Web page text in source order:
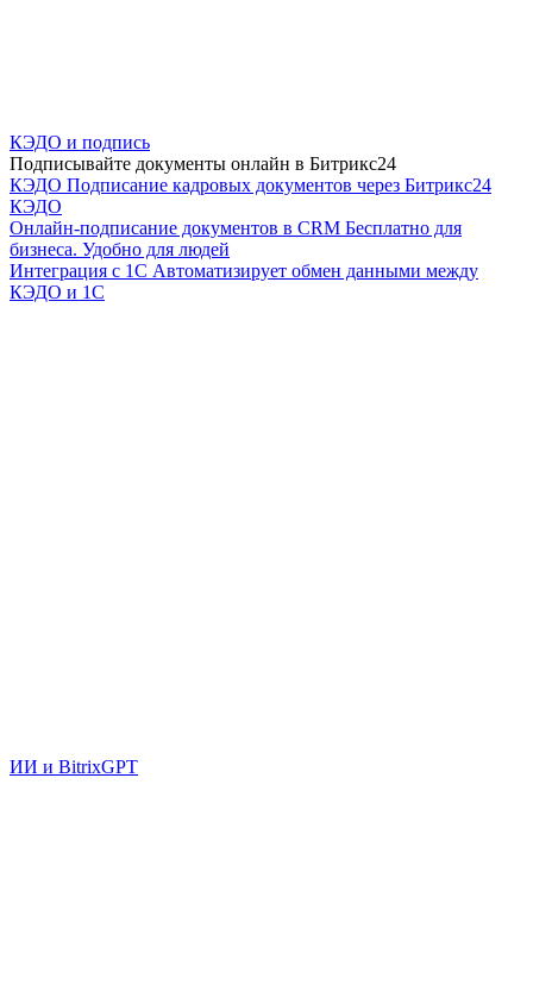
КЭДО и подпись
Подписывайте документы онлайн в Битрикс24
КЭДО Подписание кадровых документов через Битрикс24
КЭДО
Онлайн-подписание документов в CRM Бесплатно для
бизнеса. Удобно для людей
Интеграция с 1С Автоматизирует обмен данными между
КЭДО и 1С
ИИ и BitrixGPT